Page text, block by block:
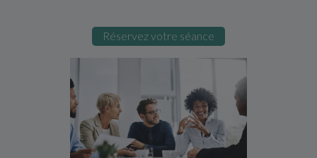
Réservez votre séance